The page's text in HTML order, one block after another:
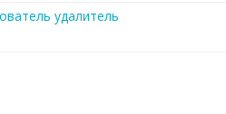
удалитель